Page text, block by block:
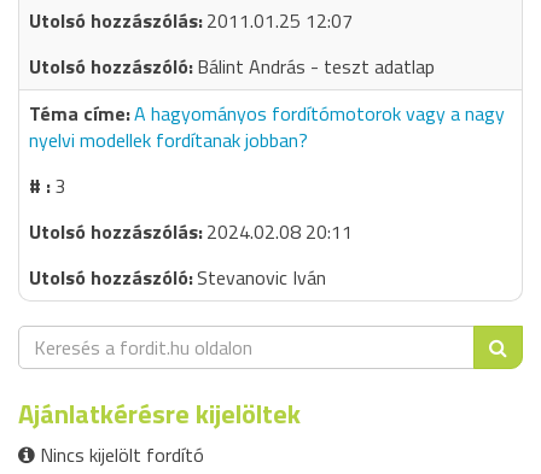
2011.01.25 12:07
Bálint András - teszt adatlap
A hagyományos fordítómotorok vagy a nagy
nyelvi modellek fordítanak jobban?
3
2024.02.08 20:11
Stevanovic Iván
Ajánlatkérésre kijelöltek
Nincs kijelölt fordító